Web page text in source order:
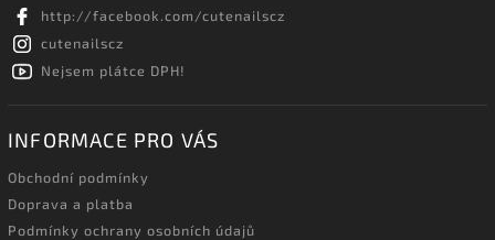
http://facebook.com/cutenailscz
cutenailscz
Nejsem plátce DPH!
INFORMACE PRO VÁS
Obchodní podmínky
Doprava a platba
Podmínky ochrany osobních údajů